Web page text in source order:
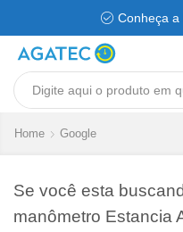
Conheça a
Home Google
Se você esta
manômetro Estancia